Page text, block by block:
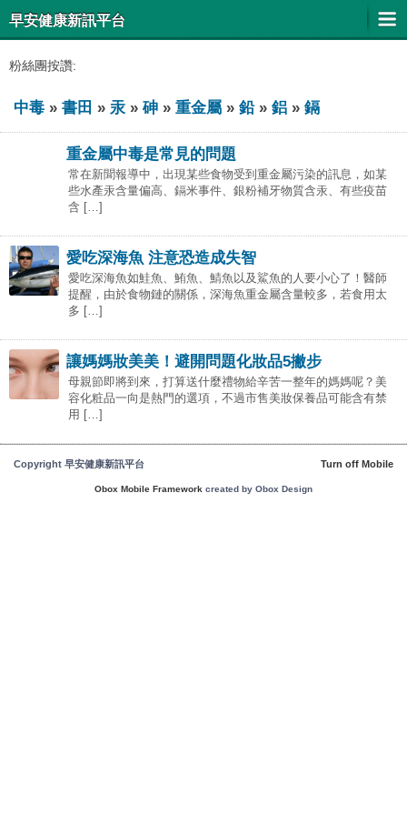
早安健康新訊平台
粉絲團按讚:
中毒 » 書田 » 汞 » 砷 » 重金屬 » 鉛» 鋁 » 鎘
重金屬中毒是常見的問題
常在新聞報導中，出現某些食物受到重金屬污染的訊息，如某
些水產汞含量偏高、鎘米事件、銀粉補牙物質含汞、有些疫苗
含 […]
愛吃深海魚 注意恐造成失智
愛吃深海魚如鮭魚、鮪魚、鯖魚以及鯊魚的人要小心了！醫師
提醒，由於食物鏈的關係，深海魚重金屬含量較多，若食用太
多 […]
讓媽媽妝美美！避開問題化妝品5撇步
母親節即將到來，打算送什麼禮物給辛苦一整年的媽媽呢？美
容化粧品一向是熱門的選項，不過市售美妝保養品可能含有禁
用 […]
Copyright 早安健康新訊平台 Turn off Mobile
Obox Mobile Framework created by Obox Design